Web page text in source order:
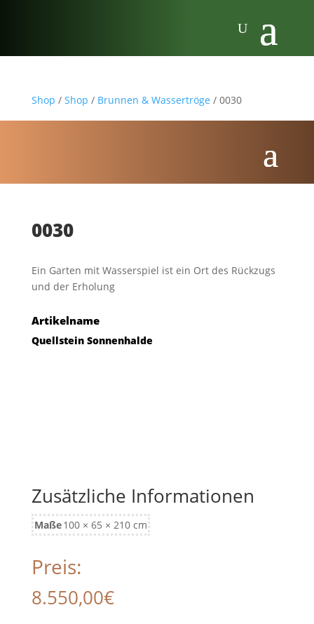
Shop / Shop / Brunnen & Wassertröge / 0030
0030
Ein Garten mit Wasserspiel ist ein Ort des Rückzugs
und der Erholung
Artikelname
Quellstein Sonnenhalde
Zusätzliche Informationen
Maße100 × 65 × 210 cm
Preis:
8.550,00€